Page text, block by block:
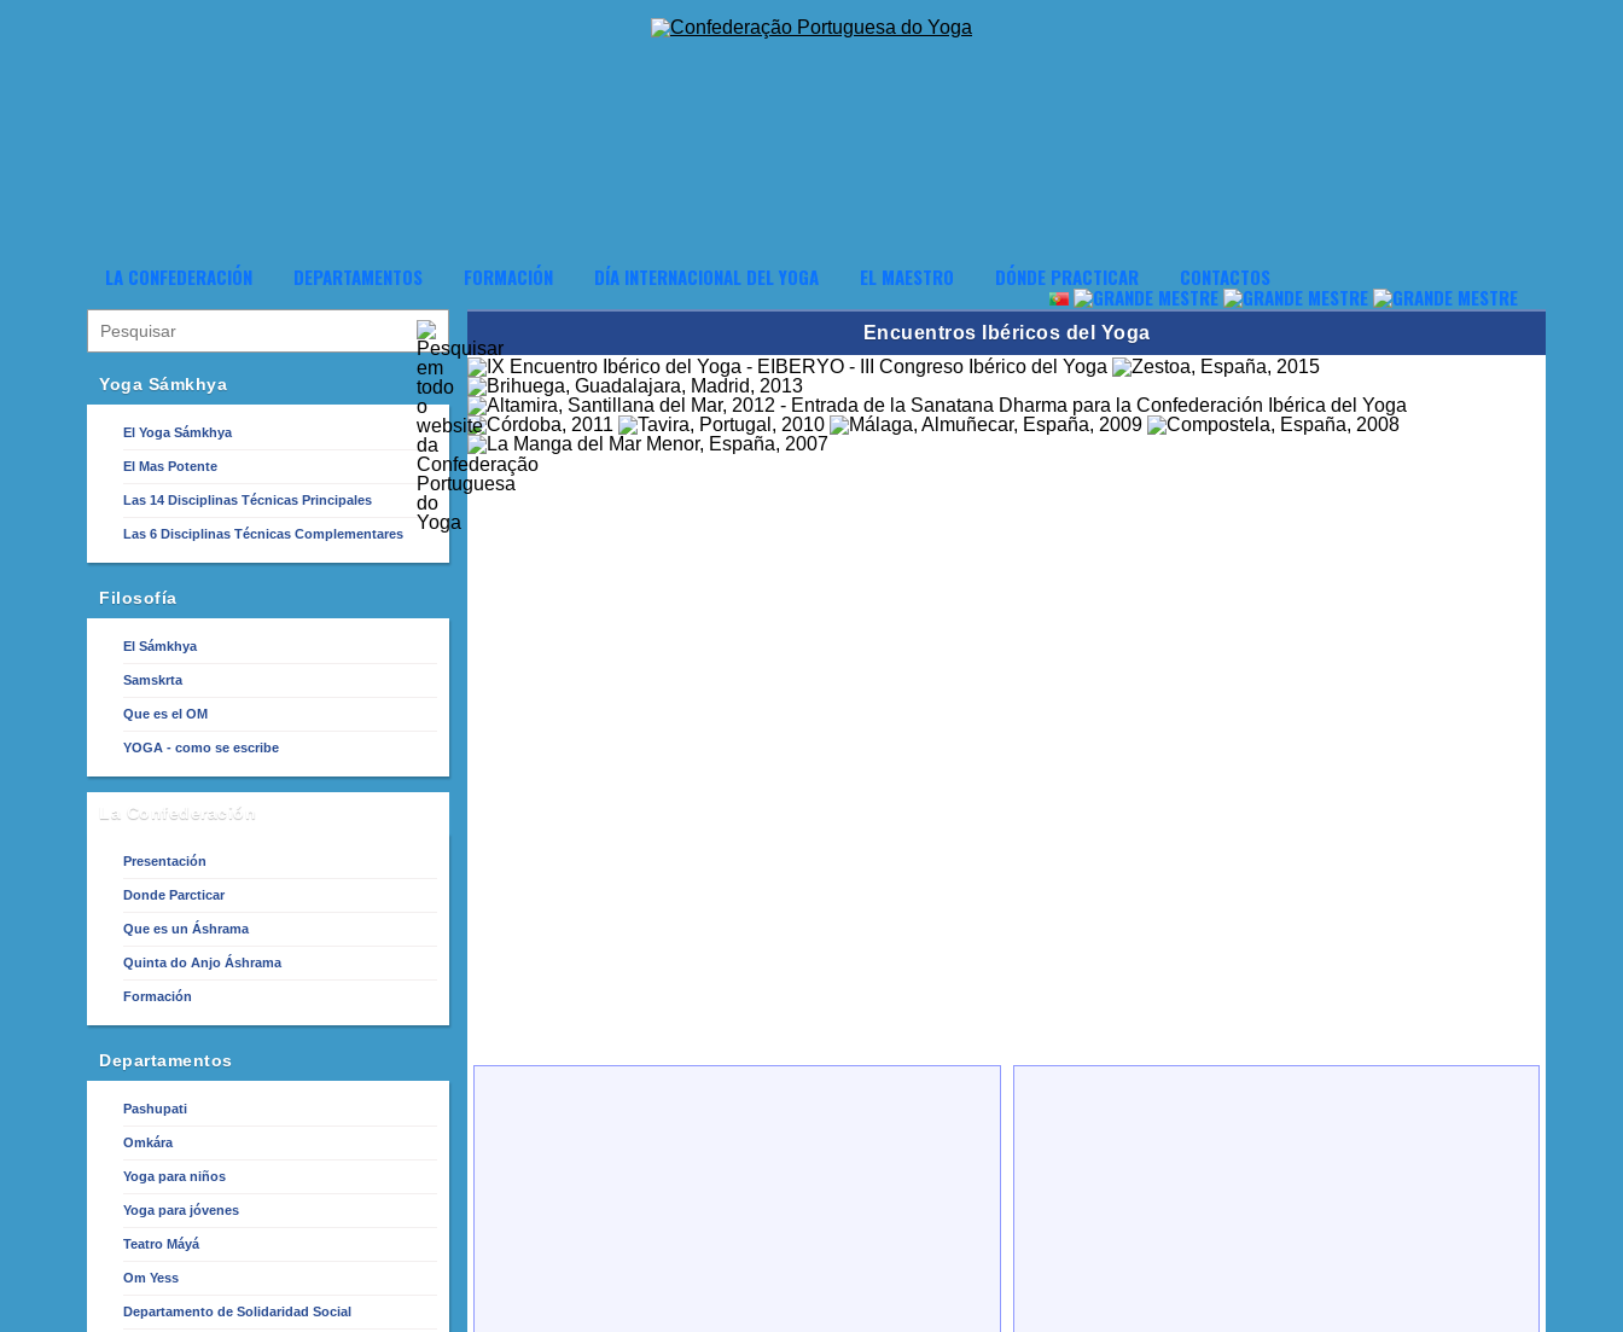
LA CONFEDERACIÓN DEPARTAMENTOS FORMACIÓN DÍA INTERNACIONAL DEL YOGA EL MAESTRO DÓNDE PRACTICAR CONTACTOS
Yoga Sámkhya
El Yoga Sámkhya
El Mas Potente
Las 14 Disciplinas Técnicas Principales
Las 6 Disciplinas Técnicas Complementares
Filosofía
El Sámkhya
Samskrta
Que es el OM
YOGA - como se escribe
La Confederación
Presentación
Donde Parcticar
Que es un Áshrama
Quinta do Anjo Áshrama
Formación
Departamentos
Pashupati
Omkára
Yoga para niños
Yoga para jóvenes
Teatro Máyá
Om Yess
Departamento de Solidaridad Social
Encuentros Ibéricos del Yoga